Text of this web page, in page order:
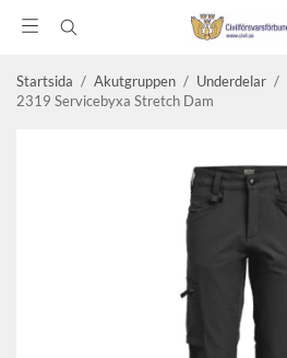
Startsida / Akutgruppen / Underdelar /
2319 Servicebyxa Stretch Dam